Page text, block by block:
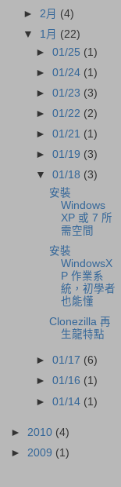
► 2月 (4)
▼ 1月 (22)
►01/25 (1)
►01/24 (1)
►01/23 (3)
►01/22 (2)
►01/21 (1)
►01/19 (3)
▼01/18 (3)
安裝
Windows
XP 或 7 所
需空間
安裝
WindowsX
P 作業系
統，初學者
也能懂
Clonezilla 再
生龍特點
►01/17 (6)
►01/16 (1)
►01/14 (1)
► 2010 (4)
► 2009 (1)